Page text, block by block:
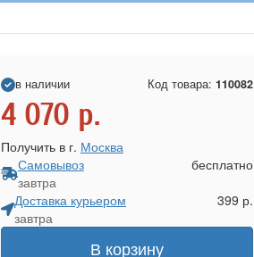
в наличии Код товара: 110082
4 070 р.
Получить в г. Москва
Самовывоз
завтра
бесплатно
Доставка курьером
завтра
399 р.
В корзину